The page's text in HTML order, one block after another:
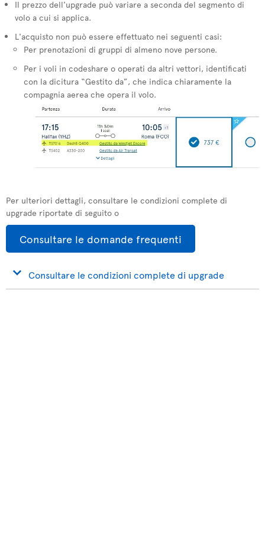
Il prezzo dell'upgrade può variare a seconda del segmento di
volo a cui si applica.
L'acquisto non può essere effettuato nei seguenti casi:
Per prenotazioni di gruppi di almeno nove persone.
Per i voli in codeshare o operati da altri vettori, identificati
con la dicitura “Gestito da”, che indica chiaramente la
compagnia aerea che opera il volo.
Per ulteriori dettagli, consultare le condizioni complete di
upgrade riportate di seguito o
Consultare le domande frequenti
Consultare le condizioni complete di upgrade